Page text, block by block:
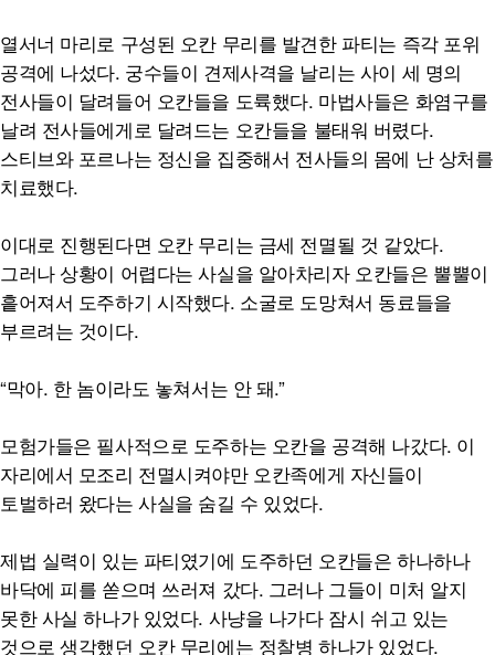
열서너 마리로 구성된 오칸 무리를 발견한 파티는 즉각 포위
공격에 나섰다. 궁수들이 견제사격을 날리는 사이 세 명의
전사들이 달려들어 오칸들을 도륙했다. 마법사들은 화염구를
날려 전사들에게로 달려드는 오칸들을 불태워 버렸다.
스티브와 포르나는 정신을 집중해서 전사들의 몸에 난 상처를
치료했다.
이대로 진행된다면 오칸 무리는 금세 전멸될 것 같았다.
그러나 상황이 어렵다는 사실을 알아차리자 오칸들은 뿔뿔이
흩어져서 도주하기 시작했다. 소굴로 도망쳐서 동료들을
부르려는 것이다.
“막아. 한 놈이라도 놓쳐서는 안 돼.”
모험가들은 필사적으로 도주하는 오칸을 공격해 나갔다. 이
자리에서 모조리 전멸시켜야만 오칸족에게 자신들이
토벌하러 왔다는 사실을 숨길 수 있었다.
제법 실력이 있는 파티였기에 도주하던 오칸들은 하나하나
바닥에 피를 쏟으며 쓰러져 갔다. 그러나 그들이 미처 알지
못한 사실 하나가 있었다. 사냥을 나가다 잠시 쉬고 있는
것으로 생각했던 오칸 무리에는 정찰병 하나가 있었다.